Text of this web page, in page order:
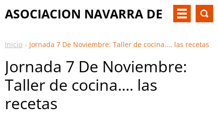
ASOCIACION NAVARRA DE
Inicio Jornada 7 De Noviembre: Taller de cocina.... las recetas
Jornada 7 De Noviembre:
Taller de cocina.... las
recetas